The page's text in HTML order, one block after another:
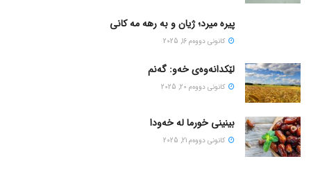
پیره میرد؛ ژیان و به رهه مه کانی
كانونی دووه‌م 16, 2025
لێکدانەوەی خەو: گەنم
كانونی دووه‌م 20, 2025
بینینی خورما لە خەودا
كانونی دووه‌م 21, 2025